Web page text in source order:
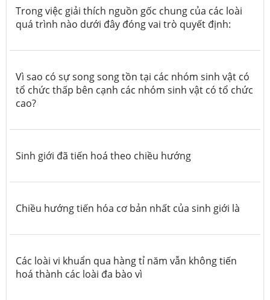
Trong việc giải thích nguồn gốc chung của các loài
quá trình nào dưới đây đóng vai trò quyết định:
Vì sao có sự song song tồn tại các nhóm sinh vật có
tổ chức thấp bên cạnh các nhóm sinh vật có tổ chức
cao?
Sinh giới đã tiến hoá theo chiều hướng
Chiều hướng tiến hóa cơ bản nhất của sinh giới là
Các loài vi khuẩn qua hàng tỉ năm vẫn không tiến
hoá thành các loài đa bào vì